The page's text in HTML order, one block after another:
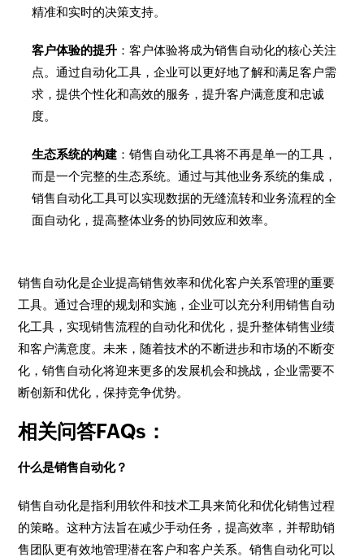
精准和实时的决策支持。
客户体验的提升 ：客户体验将成为销售自动化的核心关注
点。通过自动化工具，企业可以更好地了解和满足客户需
求，提供个性化和高效的服务，提升客户满意度和忠诚
度。
生态系统的构建 ：销售自动化工具将不再是单一的工具，
而是一个完整的生态系统。通过与其他业务系统的集成，
销售自动化工具可以实现数据的无缝流转和业务流程的全
面自动化，提高整体业务的协同效应和效率。
销售自动化是企业提高销售效率和优化客户关系管理的重要
工具。通过合理的规划和实施，企业可以充分利用销售自动
化工具，实现销售流程的自动化和优化，提升整体销售业绩
和客户满意度。未来，随着技术的不断进步和市场的不断变
化，销售自动化将迎来更多的发展机会和挑战，企业需要不
断创新和优化，保持竞争优势。
相关问答FAQs：
什么是销售自动化？
销售自动化是指利用软件和技术工具来简化和优化销售过程
的策略。这种方法旨在减少手动任务，提高效率，并帮助销
售团队更有效地管理潜在客户和客户关系。销售自动化可以